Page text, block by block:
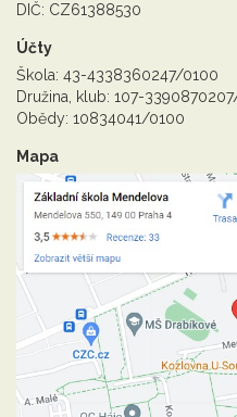
DIČ: CZ61388530
Účty
Škola: 43-4338360247/0100
Družina, klub: 107-
Obědy: 10834041/0100
Mapa